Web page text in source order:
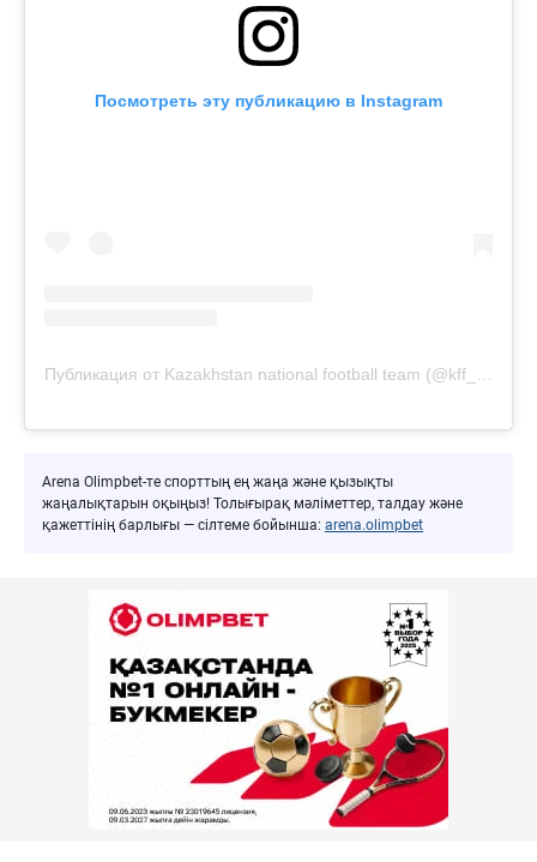
Посмотреть эту публикацию в Instagram
Arena Olimpbet-те спорттың ең жаңа және қызықты
жаңалықтарын оқыңыз! Толығырақ мәліметтер, талдау және
қажеттінің барлығы — сілтеме бойынша: arena.olimpbet